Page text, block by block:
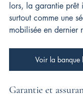
lors, la garantie
surtout comme une
mobilisée en dernier
Voir la banque
Garantie et